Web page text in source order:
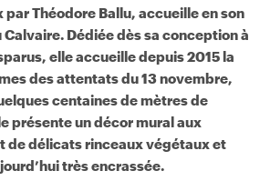
Théodore Ballu, accueille en son
Dédiée dès sa conception à
elle accueille depuis 2015 la
des attentats du 13 novembre,
centaines de mètres de
présente un décor mural aux
de délicats rinceaux végétaux et
très encrassée.